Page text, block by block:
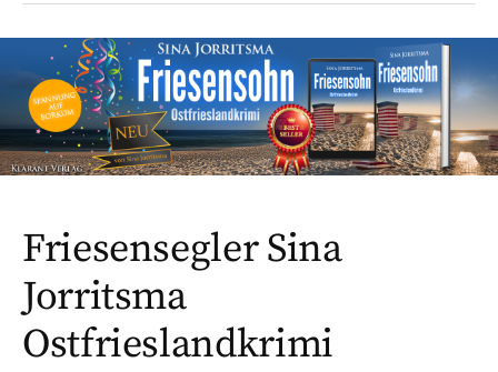
Friesensegler Sina
Jorritsma
Ostfrieslandkrimi